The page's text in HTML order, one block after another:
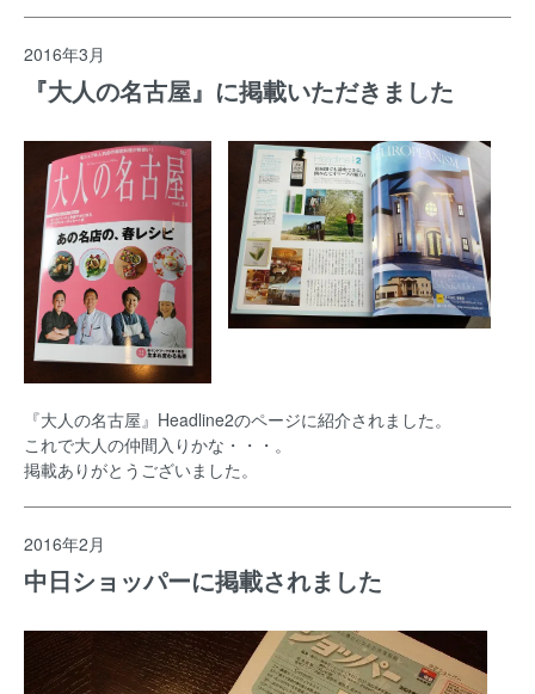
2016年3月
『大人の名古屋』に掲載いただきました
『大人の名古屋』Headline2のページに紹介されました。
これで大人の仲間入りかな・・・。
掲載ありがとうございました。
2016年2月
中日ショッパーに掲載されました